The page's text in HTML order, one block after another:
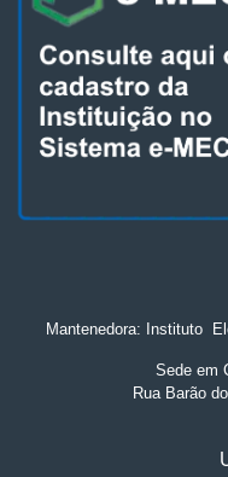
Mantenedora: Instituto.
Sede em
Rua Barão